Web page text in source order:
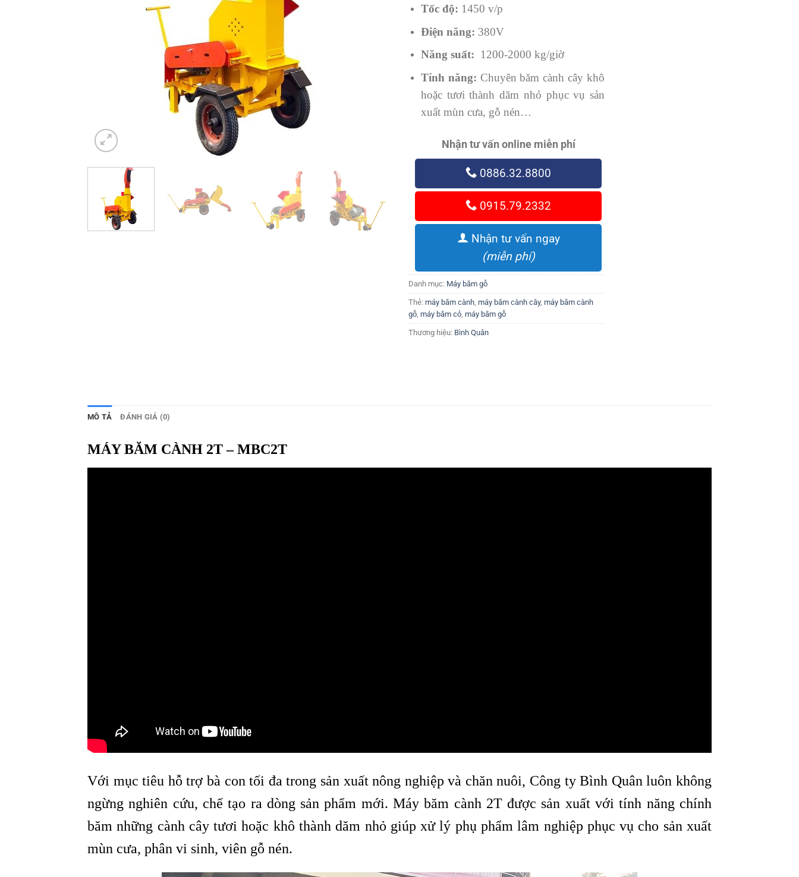
Tốc độ: 1450 v/p
Điện năng: 380V
Năng suất: 1200-2000 kg/giờ
Tính năng: Chuyên băm cành cây khô
hoặc tươi thành dăm nhỏ phục vụ sản
xuất mùn cưa, gỗ nén…
Nhận tư vấn online miễn phí
0886.32.8800
0915.79.2332
Nhận tư vấn ngay
(miễn phí)
Danh mục: Máy băm gỗ
Thẻ: máy băm cành máy băm cành cây, máy băm cành
gỗ máy băm cỏ máy băm gỗ
Thương hiệu: Bình Quân
MÔ TẢ ĐÁNH GIÁ (0)
MÁY BĂM CÀNH 2T – MBC2T
Với mục tiêu hỗ trợ bà con tối đa trong sản xuất nông nghiệp và chăn nuôi, Công ty Bình Quân luôn không
ngừng nghiên cứu, chế tạo ra dòng sản phẩm mới. Máy băm cành 2T được sản xuất với tính năng chính
băm những cành cây tươi hoặc khô thành dăm nhỏ giúp xử lý phụ phẩm lâm nghiệp phục vụ cho sản xuất
mùn cưa, phân vi sinh, viên gỗ nén.